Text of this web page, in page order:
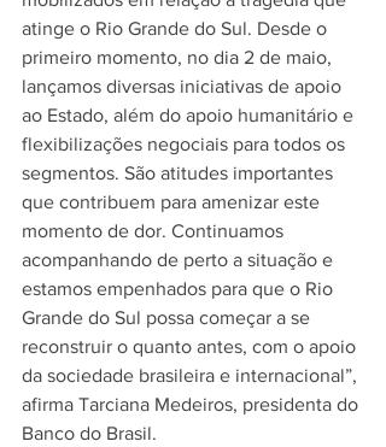
atinge o Rio Grande do Sul. Desde o
primeiro momento, no dia 2 de maio,
lançamos diversas iniciativas de apoio
ao Estado, além do apoio humanitário e
flexibilizações negociais para todos os
segmentos. São atitudes importantes
que contribuem para amenizar este
momento de dor. Continuamos
acompanhando de perto a situação e
estamos empenhados para que o Rio
Grande do Sul possa começar a se
reconstruir o quanto antes, com o apoio
da sociedade brasileira e internacional”,
afirma Tarciana Medeiros, presidenta do
Banco do Brasil.